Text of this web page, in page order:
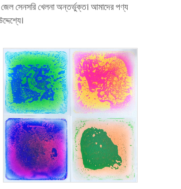
সেনসরি খেলনা অন্তর্ভুক্ত। আমাদের পণ্য